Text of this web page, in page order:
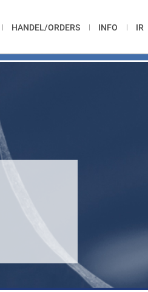
HANDEL/ORDERS INFO IR